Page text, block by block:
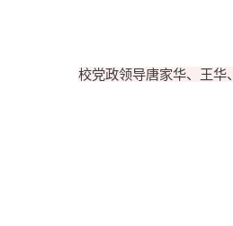
校党政领导唐家华、王华